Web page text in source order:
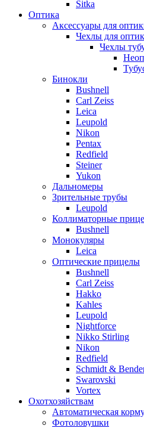
Sitka
Оптика
Аксессуары для
Чехлы для
Чехлы
Бинокли
Bushnell
Carl Zeiss
Leica
Leupold
Nikon
Pentax
Redfield
Steiner
Yukon
Дальномеры
Зрительные трубы
Leupold
Коллиматорные
Bushnell
Монокуляры
Leica
Оптические прицелы
Bushnell
Carl Zeiss
Hakko
Kahles
Leupold
Nightforce
Nikko Stirling
Nikon
Redfield
Schmidt &
Swarovski
Vortex
Охотхозяйствам
Автоматическая
Фотоловушки